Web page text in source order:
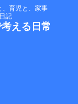
、育児と、家事
記
える日常